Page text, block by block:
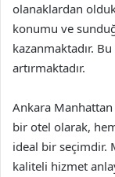
olanaklardan
konumu ve
kazanmaktadır.
artırmaktadır.
Ankara Manhattan
bir otel olarak,
ideal bir seçimdir.
kaliteli hizmet